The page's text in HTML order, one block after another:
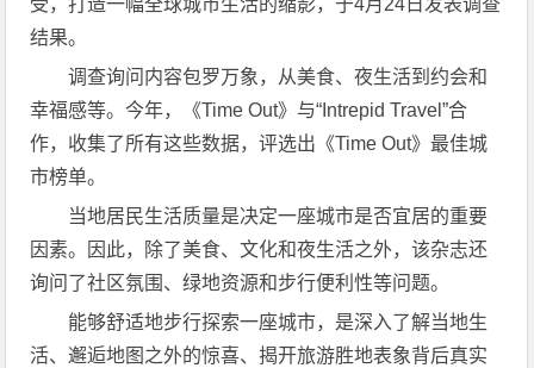
受，打造一幅全球城市生活的缩影，于4月24日发表调查
结果。
调查询问内容包罗万象，从美食、夜生活到约会和
幸福感等。今年，《Time Out》与“Intrepid Travel”合
作，收集了所有这些数据，评选出《Time Out》最佳城
市榜单。
当地居民生活质量是决定一座城市是否宜居的重要
因素。因此，除了美食、文化和夜生活之外，该杂志还
询问了社区氛围、绿地资源和步行便利性等问题。
能够舒适地步行探索一座城市，是深入了解当地生
活、邂逅地图之外的惊喜、揭开旅游胜地表象背后真实